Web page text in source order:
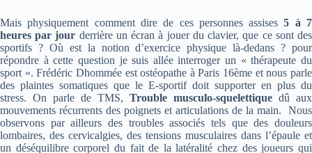
Mais physiquement comment dire de ces personnes assises5 à 7
heures par jour derrière un écran à jouer du clavier, que ce sont des
sportifs ? Où est la notion d’exercice physique là-dedans ? pour
répondre à cette question je suis allée interroger un « thérapeute du
sport ». Frédéric Dhommée est ostéopathe à Paris 16ème et nous parle
des plaintes somatiques que le E-sportif doit supporter en plus du
stress. On parle de TMS, Trouble musculo-squelettique dû aux
mouvements récurrents des poignets et articulations de la main. Nous
observons par ailleurs des troubles associés tels que des douleurs
lombaires, des cervicalgies, des tensions musculaires dans l’épaule et
un déséquilibre corporel du fait de la latéralité chez des joueurs qui